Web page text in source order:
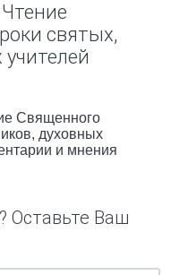
святых,
Священного
духовных
и мнения
Оставьте Ваш